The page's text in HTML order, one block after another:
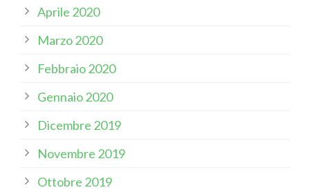
Aprile 2020
Marzo 2020
Febbraio 2020
Gennaio 2020
Dicembre 2019
Novembre 2019
Ottobre 2019